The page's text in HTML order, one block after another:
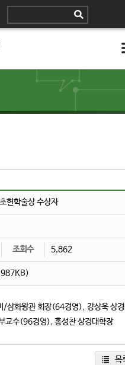
헌학술상 수상자
조회수 5,862
/삼화왕관 회장(64경영), 강상욱 상
교수(96경영), 홍성찬 상경대학장
목